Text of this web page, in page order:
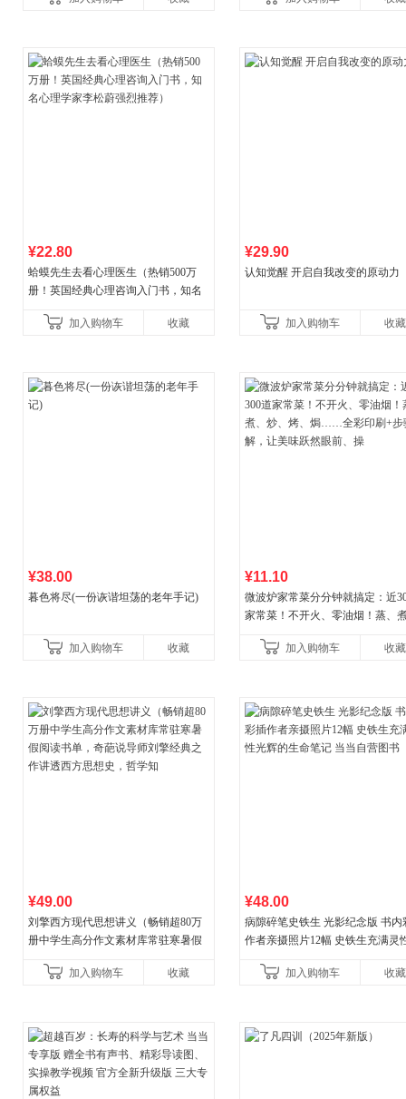
¥22.80
蛤蟆先生去看心理医生（热销500万
册！英国经典心理咨询入门书，知名
加入购物车
收藏
¥29.90
认知觉醒 开启自我改变的原动力
加入购物车 收藏
¥38.00
暮色将尽(一份诙谐坦荡的老年手记)
加入购物车 收藏
¥11.10
微波炉家常菜分分钟就搞定：近
家常菜！不开火、零油烟！蒸、
让美味跃然眼前、操
加入购物车 收藏
¥49.00
刘擎西方现代思想讲义（畅销超80万
册中学生高分作文素材库常驻寒暑假
讲透西方思想史，哲学知
加入购物车 收藏
¥48.00
病隙碎笔史铁生 光影纪念版 书内
作者亲摄照片12幅 史铁生充满灵
加入购物车
收藏